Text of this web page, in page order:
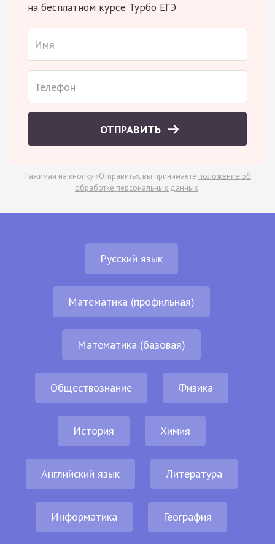
на бесплатном курсе Турбо ЕГЭ
ОТПРАВИТЬ
Нажимая на кнопку «Отправить», вы принимаете положение об
обработке персональных данных.
Русский язык
Математика (профильная)
Математика (базовая)
Обществознание Физика
История Химия
Английский язык Литература
Информатика География